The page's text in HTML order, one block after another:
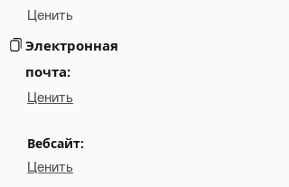
Ценить
Электронная
почта:
Ценить
Вебсайт:
Ценить